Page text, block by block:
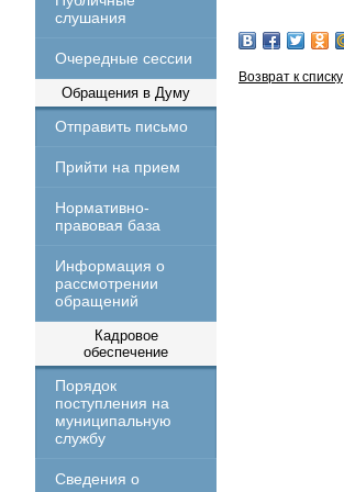
слушания
Очередные сессии
Обращения в Думу
Отправить письмо
Прийти на прием
Нормативно-
правовая база
Информация о
рассмотрении
обращений
Кадровое
обеспечение
Порядок
поступления на
муниципальную
службу
Сведения о
Возврат к списку